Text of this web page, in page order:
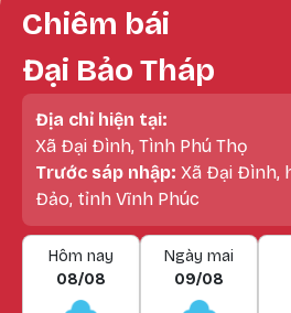
Chiêm bái
Đại Bảo Tháp
Địa chỉ hiện tại:
Xã Đại Đình, Tình Phú Thọ
Trước sáp nhập: Xã Đại Đình,
Đảo, tỉnh Vĩnh Phúc
Hôm nay
08/08
Ngày mai
09/08